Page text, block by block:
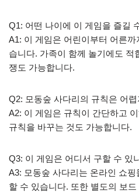
Q1: 어떤 나이에 이 게임을 즐길
A1: 이 게임은 어린이부터 어른
습니다. 가족이 함께 놀기에도 적
쟁도 가능합니다.
Q2: 모동숲 사다리의 규칙은 어
A2: 이 게임은 규칙이 간단하고
규칙을 바꾸는 것도 가능합니다.
Q3: 이 게임은 어디서 구할 수 있
A3: 모동숲 사다리는 온라인 쇼
할 수 있습니다. 또한 별도의 보